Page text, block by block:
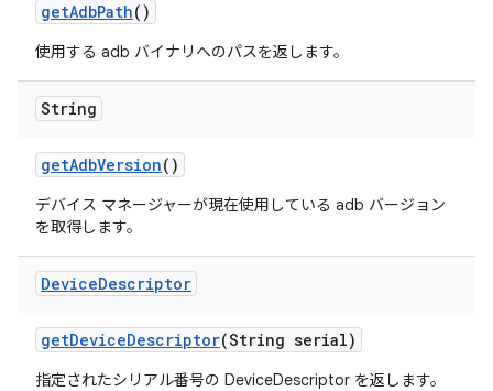
getAdbPath()
使用する adb バイナリへのパスを返します。
String
getAdbVersion()
デバイス マネージャーが現在使用している adb バージョン
を取得します。
DeviceDescriptor
getDeviceDescriptor(String serial)
指定されたシリアル番号の DeviceDescriptor を返します。